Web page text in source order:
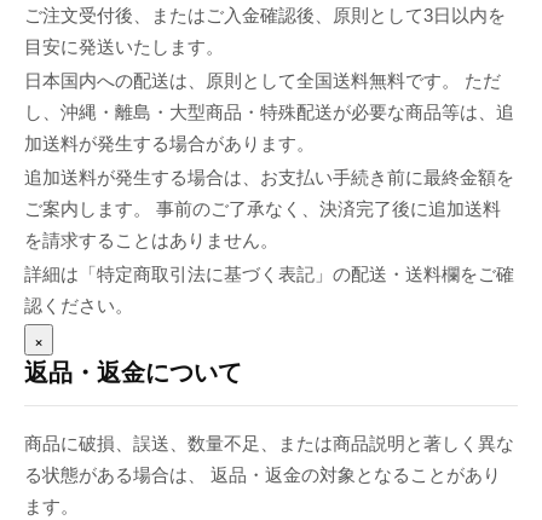
ご注文受付後、またはご入金確認後、原則として3日以内を
目安に発送いたします。
日本国内への配送は、原則として全国送料無料です。 ただ
し、沖縄・離島・大型商品・特殊配送が必要な商品等は、追
加送料が発生する場合があります。
追加送料が発生する場合は、お支払い手続き前に最終金額を
ご案内します。 事前のご了承なく、決済完了後に追加送料
を請求することはありません。
詳細は「特定商取引法に基づく表記」の配送・送料欄をご確
認ください。
×
返品・返金について
商品に破損、誤送、数量不足、または商品説明と著しく異な
る状態がある場合は、 返品・返金の対象となることがあり
ます。